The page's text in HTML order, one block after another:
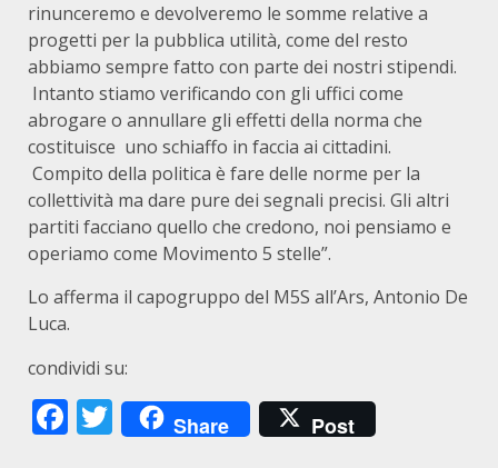
rinunceremo e devolveremo le somme relative a
progetti per la pubblica utilità, come del resto
abbiamo sempre fatto con parte dei nostri stipendi.
Intanto stiamo verificando con gli uffici come
abrogare o annullare gli effetti della norma che
costituisce uno schiaffo in faccia ai cittadini.
Compito della politica è fare delle norme per la
collettività ma dare pure dei segnali precisi. Gli altri
partiti facciano quello che credono, noi pensiamo e
operiamo come Movimento 5 stelle”.
Lo afferma il capogruppo del M5S all’Ars, Antonio De
Luca.
condividi su:
Facebook
Twitter
Share Post